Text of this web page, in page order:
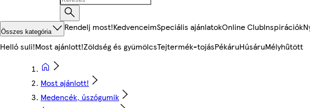
Összes kategória Rendelj most!KedvenceimSpeciális ajánlatokOnline ClubInspirációk
Helló suli!Most ajánlott!Zöldség és gyümölcsTejtermék-tojásPékáruHúsáruMélyhűtött
Most ajánlott!
Medencék, úszógumik